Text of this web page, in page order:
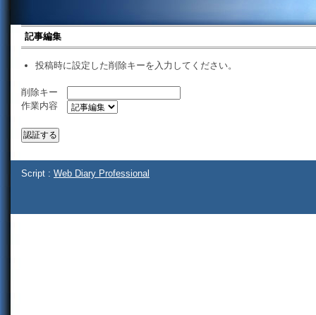
記事編集
投稿時に設定した削除キーを入力してください。
削除キー
作業内容
Script : Web Diary Professional